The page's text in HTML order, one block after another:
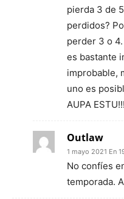
pierda 3 de
perdidos?
perder 3 o
es bastante
improbable,
uno es
AUPA
Outlaw
1 mayo 2021 En
No confíes
temporada.